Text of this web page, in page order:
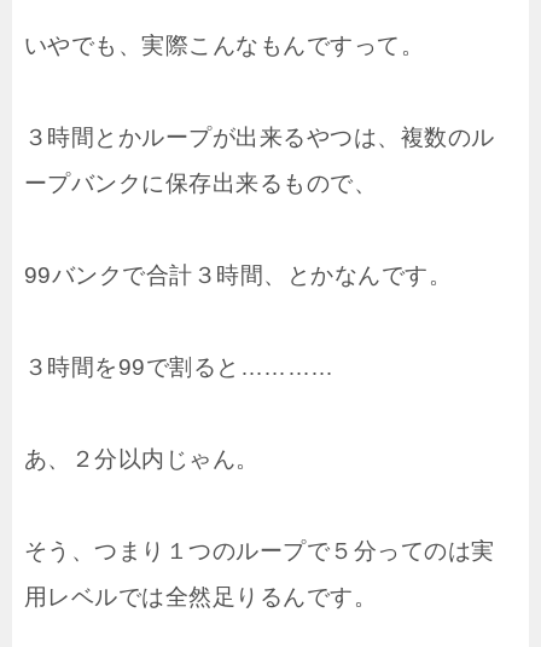
いやでも、実際こんなもんですって。
３時間とかループが出来るやつは、複数のル
ープバンクに保存出来るもので、
99バンクで合計３時間、とかなんです。
３時間を99で割ると…………
あ、２分以内じゃん。
そう、つまり１つのループで５分ってのは実
用レベルでは全然足りるんです。